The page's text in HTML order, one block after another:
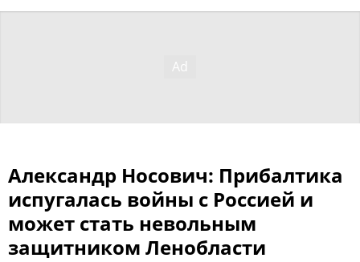
Александр Носович: Прибалтика
испугалась войны с Россией и
может стать невольным
защитником Ленобласти